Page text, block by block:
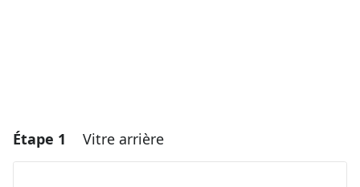
Étape 1 Vitre arrière